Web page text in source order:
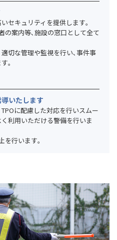
セキュリティを提供します｡
の案内等､施設の窓口として全て
切な管理や監視を行い､事件事
｡
いたします
に配慮した対応を行いスムー
利用いただける警備を行いま
を行います｡